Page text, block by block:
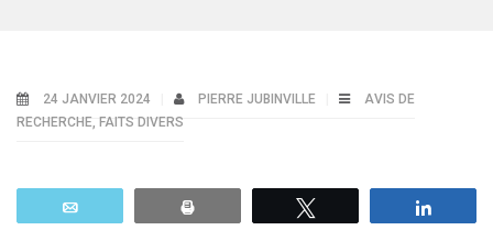
24 JANVIER 2024 PIERRE JUBINVILLE
AVIS DE
RECHERCHE, FAITS DIVERS